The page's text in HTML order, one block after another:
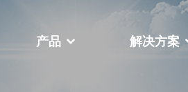
产品 解决方案